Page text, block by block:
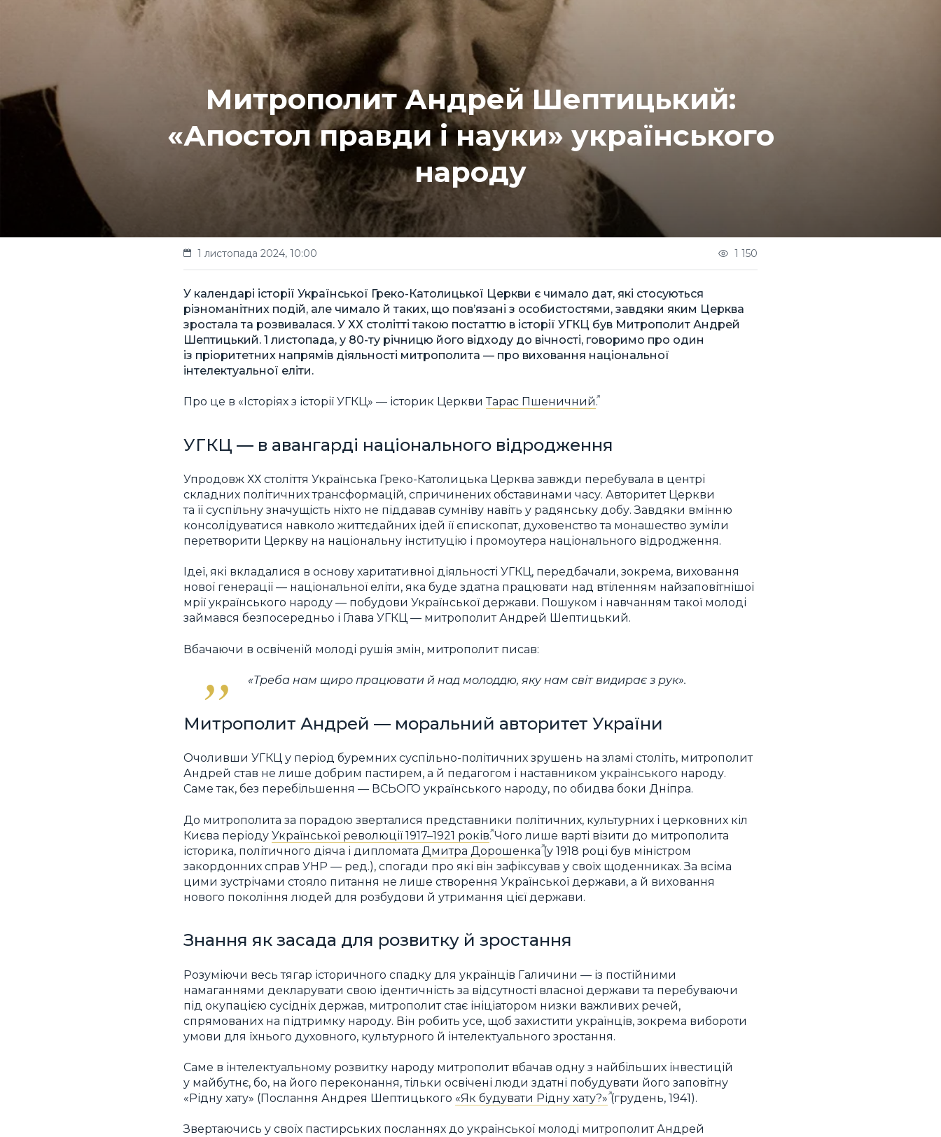
Митрополит Андрей Шептицький:
«Апостол правди і науки» українського
народу
1 листопада 2024, 10:00 1 150
У календарі історії Української Греко-Католицької Церкви є чимало дат, які стосуються
різноманітних подій, але чимало й таких, що пов’язані з особистостями, завдяки яким Церква
зростала та розвивалася. У ХХ столітті такою постаттю в історії УГКЦ був Митрополит Андрей
Шептицький. 1 листопада, у 80-ту річницю його відходу до вічності, говоримо про один
із пріоритетних напрямів діяльності митрополита — про виховання національної
інтелектуальної еліти.
Про це в «Історіях з історії УГКЦ» — історик ЦерквиТарас Пшеничний.
УГКЦ — в авангарді національного відродження
Упродовж ХХ століття Українська Греко-Католицька Церква завжди перебувала в центрі
складних політичних трансформацій, спричинених обставинами часу. Авторитет Церкви
та її суспільну значущість ніхто не піддавав сумніву навіть у радянську добу. Завдяки вмінню
консолідуватися навколо життєдайних ідей її єпископат, духовенство та монашество зуміли
перетворити Церкву на національну інституцію і промоутера національного відродження.
Ідеї, які вкладалися в основу харитативної діяльності УГКЦ, передбачали, зокрема, виховання
нової генерації — національної еліти, яка буде здатна працювати над втіленням найзаповітнішої
мрії українського народу — побудови Української держави. Пошуком і навчанням такої молоді
займався безпосередньо і Глава УГКЦ — митрополит Андрей Шептицький.
Вбачаючи в освіченій молоді рушія змін, митрополит писав:
«Треба нам щиро працювати й над молоддю, яку нам світ видирає з рук».
Митрополит Андрей — моральний авторитет України
Очоливши УГКЦ у період буремних суспільно-політичних зрушень на зламі століть, митрополит
Андрей став не лише добрим пастирем, а й педагогом і наставником українського народу.
Саме так, без перебільшення — ВСЬОГО українського народу, по обидва боки Дніпра.
До митрополита за порадою зверталися представники політичних, культурних і церковних кіл
Києва періоду Української революції 1917–1921 років. Чого лише варті візити до митрополита
історика, політичного діяча і дипломата Дмитра Дорошенка(у 1918 році був міністром
закордонних справ УНР — ред.), спогади про які він зафіксував у своїх щоденниках. За всіма
цими зустрічами стояло питання не лише створення Української держави, а й виховання
нового покоління людей для розбудови й утримання цієї держави.
Знання як засада для розвитку й зростання
Розуміючи весь тягар історичного спадку для українців Галичини — із постійними
намаганнями декларувати свою ідентичність за відсутності власної держави та перебуваючи
під окупацією сусідніх держав, митрополит стає ініціатором низки важливих речей,
спрямованих на підтримку народу. Він робить усе, щоб захистити українців, зокрема вибороти
умови для їхнього духовного, культурного й інтелектуального зростання.
Саме в інтелектуальному розвитку народу митрополит вбачав одну з найбільших інвестицій
у майбутнє, бо, на його переконання, тільки освічені люди здатні побудувати його заповітну
«Рідну хату» (Послання Андрея Шептицького «Як будувати Рідну хату?»(грудень, 1941).
Звертаючись у своїх пастирських посланнях до української молоді митрополит Андрей